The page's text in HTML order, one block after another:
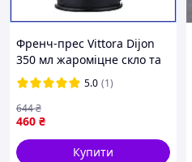
Френч-прес Vittora Dijon
350 мл жароміцне скло та
сталь заварювальний
чайник для кави та чаю в
подарунок
5.0 (1)
460 ₴
644₴
Купити